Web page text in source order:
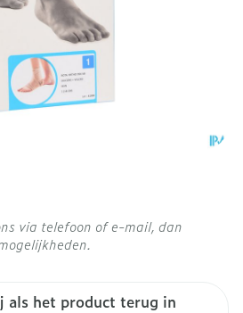
als het product terug in
via telefoon of e-mail, dan